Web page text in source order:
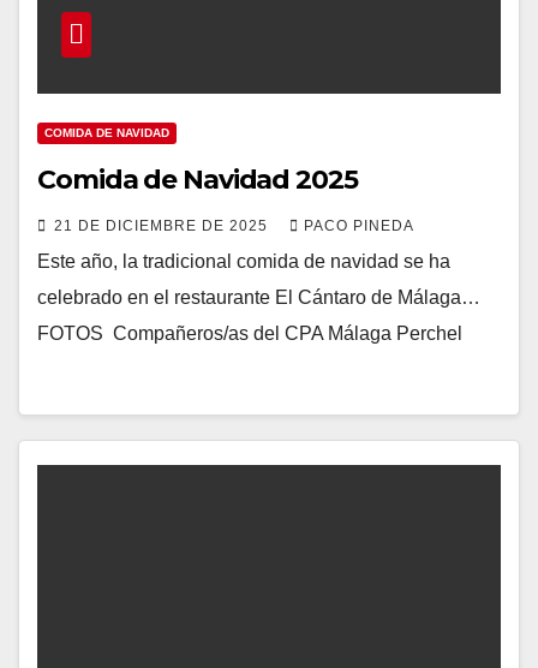
COMIDA DE NAVIDAD
Comida de Navidad 2025
21 DE DICIEMBRE DE 2025 PACO PINEDA
Este año, la tradicional comida de navidad se ha
celebrado en el restaurante El Cántaro de Málaga…
FOTOS Compañeros/as del CPA Málaga Perchel